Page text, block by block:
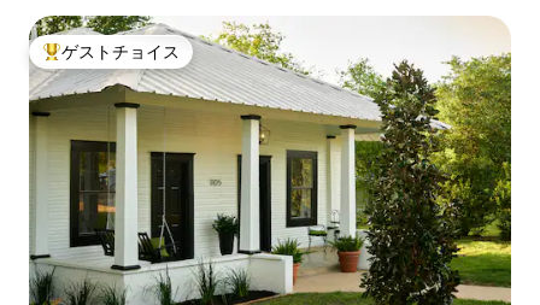
大好評のゲストチョイスです。
ゲストチョイス